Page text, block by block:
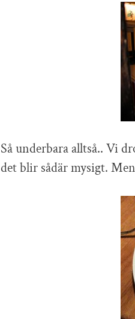
Så underbara alltså.. Vi
det blir sådär mysigt.